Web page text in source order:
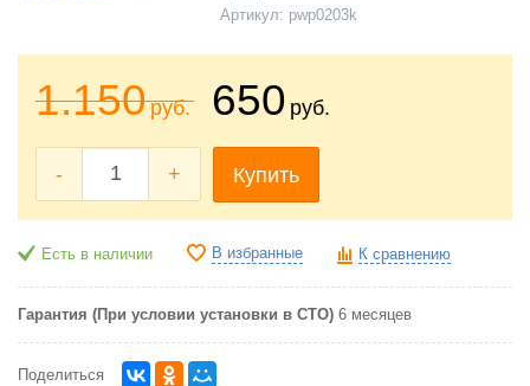
Артикул: pwp0203k
1.150руб. 650 руб.
- + Купить
Есть в наличии В избранные К сравнению
Гарантия (При условии установки в СТО) 6 месяцев
Поделиться